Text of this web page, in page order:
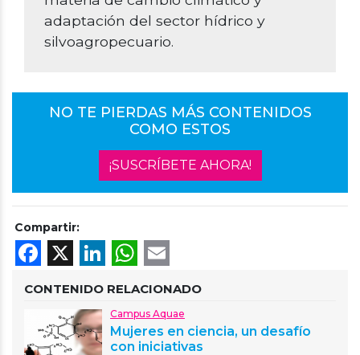
adaptación del sector hídrico y
silvoagropecuario.
NO TE PIERDAS MÁS CONTENIDOS
COMO ESTOS
¡SUSCRÍBETE AHORA!
Compartir:
Facebook
X LinkedIn
WhatsApp
CONTENIDO RELACIONADO
Campus Aquae
Mujeres en ciencia, un desafío
con iniciativas